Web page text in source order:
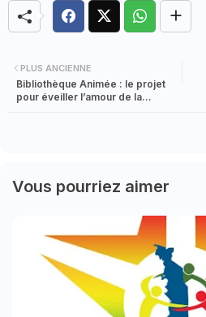
PLUS ANCIENNE
Bibliothèque Animée : le projet
pour éveiller l’amour de la
Vous pourriez aimer